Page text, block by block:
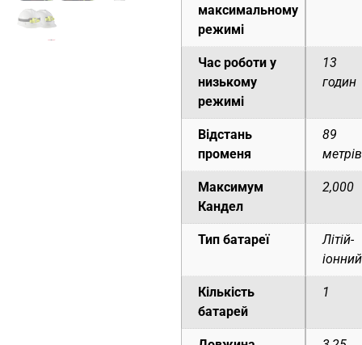
максимальному
режимі
Час роботи у
низькому
режимі
13
годин
Відстань
променя
89
метрів
Максимум
Кандел
2,000
Тип батареї
Літій-
іонний
Кількість
батарей
1